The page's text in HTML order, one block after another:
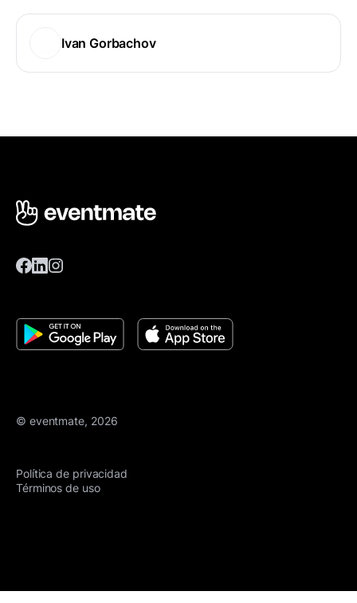
Ivan Gorbachov
© eventmate, 2026
Política de privacidad
Términos de uso